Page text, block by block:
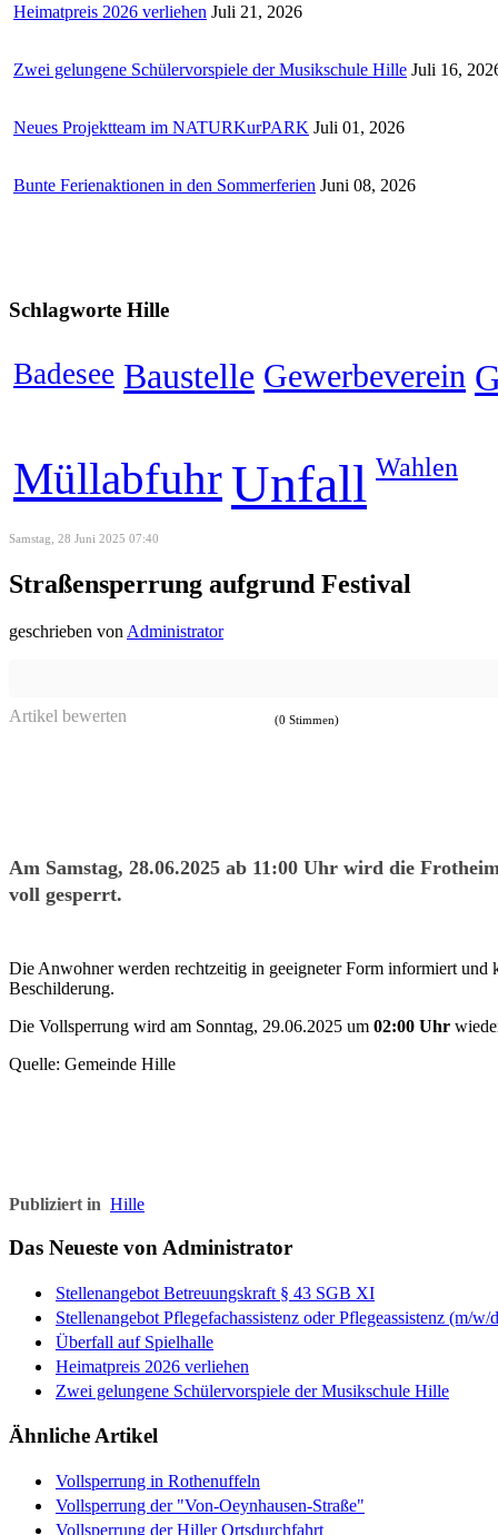
Heimatpreis 2026 verliehen Juli 21, 2026
Zwei gelungene Schülervorspiele der Musikschule Hille Juli 16,
Neues Projektteam im NATURKurPARK Juli 01, 2026
Bunte Ferienaktionen in den Sommerferien Juni 08, 2026
Schlagworte Hille
Badesee Baustelle Gewerbeverein
Müllabfuhr Unfall Wahlen
Samstag, 28 Juni 2025 07:40
Straßensperrung aufgrund Festival
geschrieben von Administrator
Artikel bewerten (0 Stimmen)
Am Samstag, 28.06.2025 ab 11:00 Uhr wird die
voll gesperrt.
Die Anwohner werden rechtzeitig in geeigneter Form informiert und
Beschilderung.
Die Vollsperrung wird am Sonntag, 29.06.2025 um 02:00 Uhr
Quelle: Gemeinde Hille
Publiziert in Hille
Das Neueste von Administrator
Stellenangebot Betreuungskraft § 43 SGB XI
Stellenangebot Pflegefachassistenz oder Pflegeassistenz (m/w/
Überfall auf Spielhalle
Heimatpreis 2026 verliehen
Zwei gelungene Schülervorspiele der Musikschule Hille
Ähnliche Artikel
Vollsperrung in Rothenuffeln
Vollsperrung der "Von-Oeynhausen-Straße"
Vollsperrung der Hiller Ortsdurchfahrt